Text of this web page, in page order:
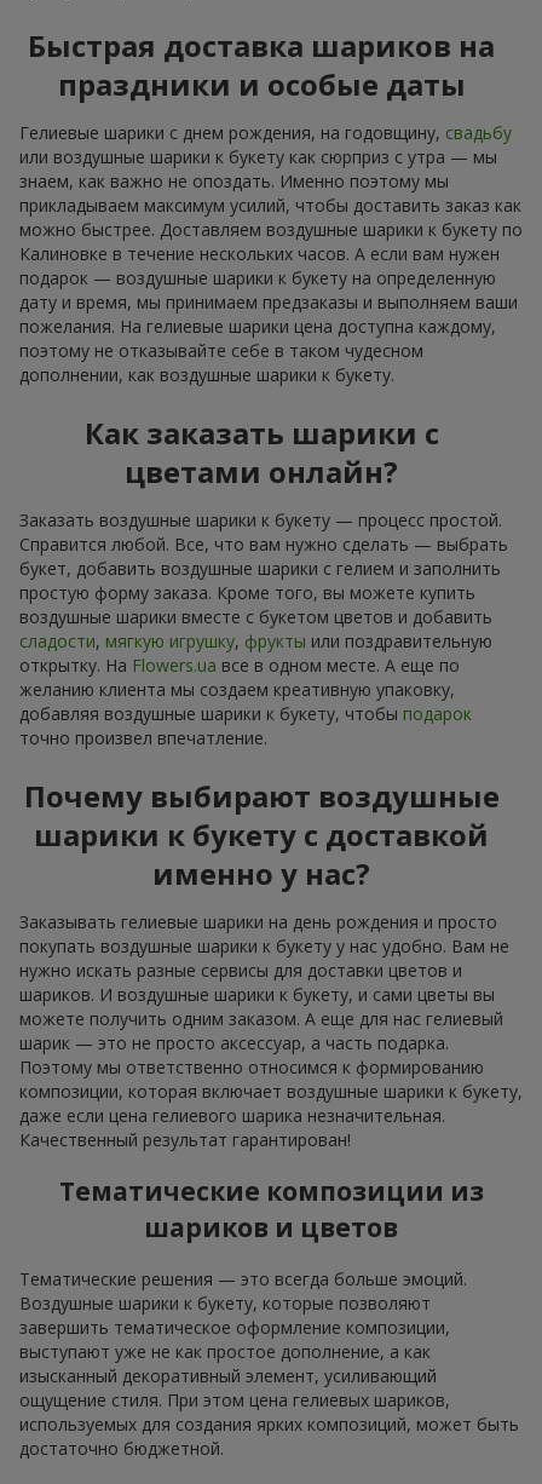
Быстрая доставка шариков на
праздники и особые даты
Гелиевые шарики с днем рождения, на годовщину, свадьбу
или воздушные шарики к букету как сюрприз с утра — мы
знаем, как важно не опоздать. Именно поэтому мы
прикладываем максимум усилий, чтобы доставить заказ как
можно быстрее. Доставляем воздушные шарики к букету по
Калиновке в течение нескольких часов. А если вам нужен
подарок — воздушные шарики к букету на определенную
дату и время, мы принимаем предзаказы и выполняем ваши
пожелания. На гелиевые шарики цена доступна каждому,
поэтому не отказывайте себе в таком чудесном
дополнении, как воздушные шарики к букету.
Как заказать шарики с
цветами онлайн?
Заказать воздушные шарики к букету — процесс простой.
Справится любой. Все, что вам нужно сделать — выбрать
букет, добавить воздушные шарики с гелием и заполнить
простую форму заказа. Кроме того, вы можете купить
воздушные шарики вместе с букетом цветов и добавить
сладости, мягкую игрушку, фрукты или поздравительную
открытку. На Flowers.ua все в одном месте. А еще по
желанию клиента мы создаем креативную упаковку,
добавляя воздушные шарики к букету, чтобы подарок
точно произвел впечатление.
Почему выбирают воздушные
шарики к букету с доставкой
именно у нас?
Заказывать гелиевые шарики на день рождения и просто
покупать воздушные шарики к букету у нас удобно. Вам не
нужно искать разные сервисы для доставки цветов и
шариков. И воздушные шарики к букету, и сами цветы вы
можете получить одним заказом. А еще для нас гелиевый
шарик — это не просто аксессуар, а часть подарка.
Поэтому мы ответственно относимся к формированию
композиции, которая включает воздушные шарики к букету,
даже если цена гелиевого шарика незначительная.
Качественный результат гарантирован!
Тематические композиции из
шариков и цветов
Тематические решения — это всегда больше эмоций.
Воздушные шарики к букету, которые позволяют
завершить тематическое оформление композиции,
выступают уже не как простое дополнение, а как
изысканный декоративный элемент, усиливающий
ощущение стиля. При этом цена гелиевых шариков,
используемых для создания ярких композиций, может быть
достаточно бюджетной.